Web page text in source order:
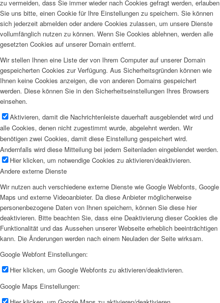
zu vermeiden, dass Sie immer wieder nach Cookies gefragt werden, erlauben
Sie uns bitte, einen Cookie für Ihre Einstellungen zu speichern. Sie können
sich jederzeit abmelden oder andere Cookies zulassen, um unsere Dienste
vollumfänglich nutzen zu können. Wenn Sie Cookies ablehnen, werden alle
gesetzten Cookies auf unserer Domain entfernt.
Wir stellen Ihnen eine Liste der von Ihrem Computer auf unserer Domain
gespeicherten Cookies zur Verfügung. Aus Sicherheitsgründen können wie
Ihnen keine Cookies anzeigen, die von anderen Domains gespeichert
werden. Diese können Sie in den Sicherheitseinstellungen Ihres Browsers
einsehen.
Aktivieren, damit die Nachrichtenleiste dauerhaft ausgeblendet wird und
alle Cookies, denen nicht zugestimmt wurde, abgelehnt werden. Wir
benötigen zwei Cookies, damit diese Einstellung gespeichert wird.
Andernfalls wird diese Mitteilung bei jedem Seitenladen eingeblendet werden.
Hier klicken, um notwendige Cookies zu aktivieren/deaktivieren.
Andere externe Dienste
Wir nutzen auch verschiedene externe Dienste wie Google Webfonts, Google
Maps und externe Videoanbieter. Da diese Anbieter möglicherweise
personenbezogene Daten von Ihnen speichern, können Sie diese hier
deaktivieren. Bitte beachten Sie, dass eine Deaktivierung dieser Cookies die
Funktionalität und das Aussehen unserer Webseite erheblich beeinträchtigen
kann. Die Änderungen werden nach einem Neuladen der Seite wirksam.
Google Webfont Einstellungen:
Hier klicken, um Google Webfonts zu aktivieren/deaktivieren.
Google Maps Einstellungen: